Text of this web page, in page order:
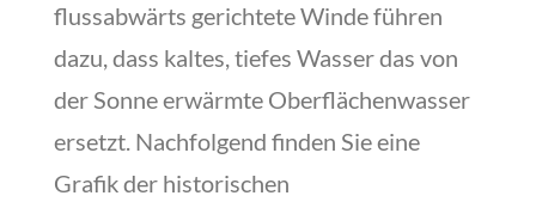
flussabwärts gerichtete Winde führen
dazu, dass kaltes, tiefes Wasser das von
der Sonne erwärmte Oberflächenwasser
ersetzt. Nachfolgend finden Sie eine
Grafik der historischen